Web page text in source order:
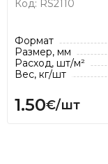
продукты,
*Расход
Код: RS2110
Формат
Размер, мм
Расход, шт/м²
Вес, кг/шт
1.50€/шт